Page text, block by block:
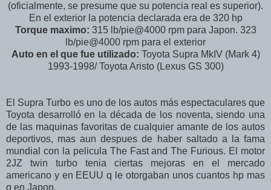
(oficialmente, se presume que su potencia real es superior).
En el exterior la potencia declarada era de 320 hp
Torque maximo: 315 lb/pie@4000 rpm para Japon. 323
lb/pie@4000 rpm para el exterior
Auto en el que fue utilizado: Toyota Supra MkIV (Mark 4)
1993-1998/ Toyota Aristo (Lexus GS 300)
El Supra Turbo es uno de los autos más espectaculares que
Toyota desarrolló en la década de los noventa, siendo una
de las maquinas favoritas de cualquier amante de los autos
deportivos, mas aun despues de haber saltado a la fama
mundial con la pelicula The Fast and The Furious. El motor
2JZ twin turbo tenia ciertas mejoras en el mercado
americano y en EEUU q le otorgaban unos cuantos hp mas
q en Japon.